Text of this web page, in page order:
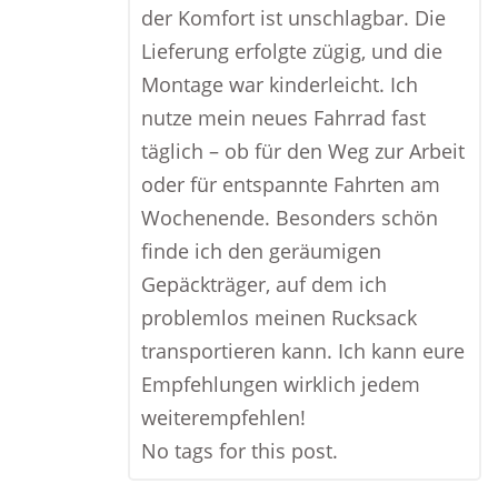
der Komfort ist unschlagbar. Die
Lieferung erfolgte zügig, und die
Montage war kinderleicht. Ich
nutze mein neues Fahrrad fast
täglich – ob für den Weg zur Arbeit
oder für entspannte Fahrten am
Wochenende. Besonders schön
finde ich den geräumigen
Gepäckträger, auf dem ich
problemlos meinen Rucksack
transportieren kann. Ich kann eure
Empfehlungen wirklich jedem
weiterempfehlen!
No tags for this post.